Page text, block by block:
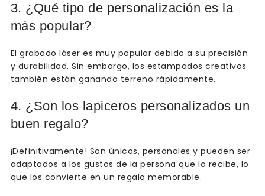
3. ¿Qué tipo de personalización es la
más popular?
El grabado láser es muy popular debido a su precisión
y durabilidad. Sin embargo, los estampados creativos
también están ganando terreno rápidamente.
4. ¿Son los lapiceros personalizados un
buen regalo?
¡Definitivamente! Son únicos, personales y pueden ser
adaptados a los gustos de la persona que lo recibe, lo
que los convierte en un regalo memorable.